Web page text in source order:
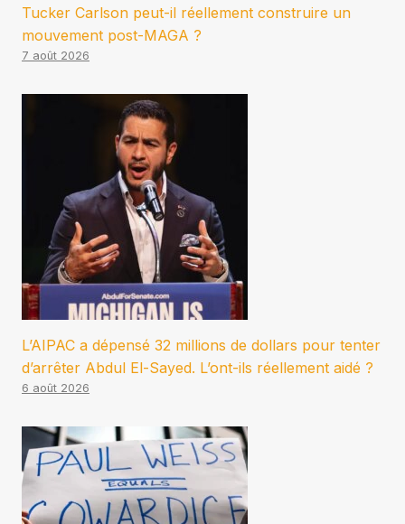
Tucker Carlson peut-il réellement construire un
mouvement post-MAGA ?
7 août 2026
L’AIPAC a dépensé 32 millions de dollars pour tenter
d’arrêter Abdul El-Sayed. L’ont-ils réellement aidé ?
6 août 2026